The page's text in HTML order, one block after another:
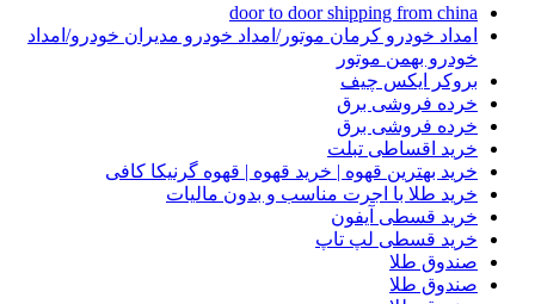
door to door shipping from china
امداد خودرو کرمان موتور/امداد خودرو مدیران خودرو/امداد
خودرو بهمن موتور
بروکر ایکس چیف
خرده فروشی برق
خرده فروشی برق
خرید اقساطی تبلت
خرید بهترین قهوه | خرید قهوه | قهوه گرنیکا کافی
خرید طلا با اجرت مناسب و بدون مالیات
خرید قسطی آیفون
خرید قسطی لپ تاپ
صندوق طلا
صندوق طلا